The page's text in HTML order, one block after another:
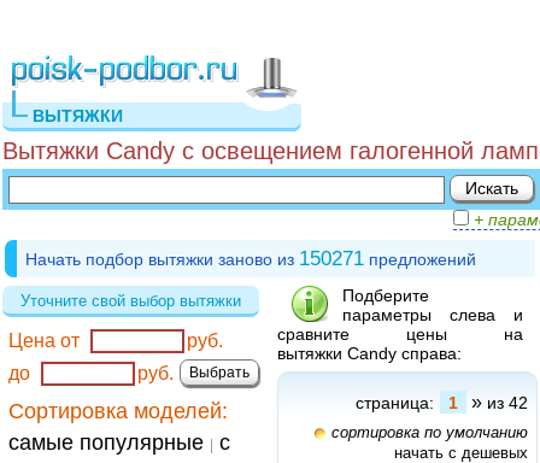
ВЫТЯЖКИ
Вытяжки Candy с освещением галогенной
+
Начать подбор вытяжки заново из 150271 предложений
Уточните свой выбор вытяжки
Цена от
руб.
до
руб.
Сортировка моделей:
самые популярные
с
Подберите
параметры слева и
сравните цены на
вытяжки Candy справа:
страница: 1 » из 42
сортировка по умолчанию
начать с дешевых